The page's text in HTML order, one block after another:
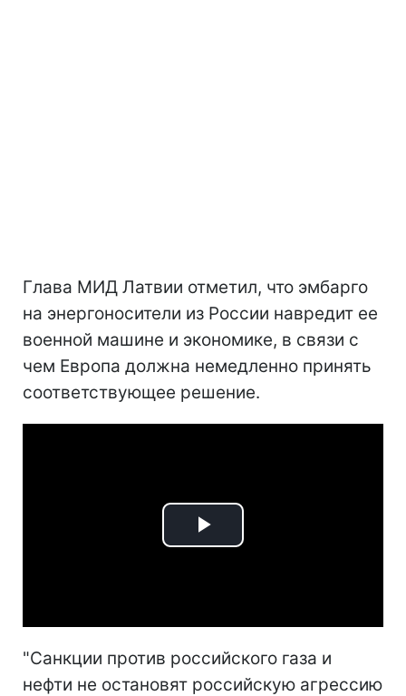
Глава МИД Латвии отметил, что эмбарго
на энергоносители из России навредит ее
военной машине и экономике, в связи с
чем Европа должна немедленно принять
соответствующее решение.
Play
"Санкции против российского газа и
нефти не остановят российскую агрессию